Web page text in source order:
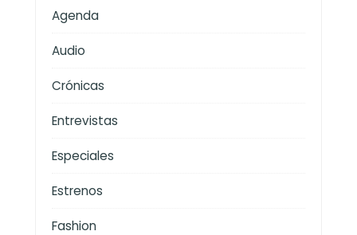
Agenda
Audio
Crónicas
Entrevistas
Especiales
Estrenos
Fashion